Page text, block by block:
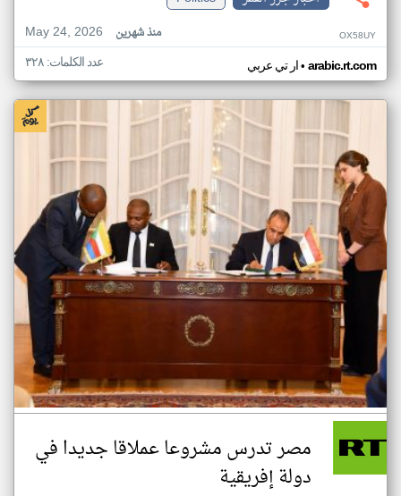
May 24, 2026
منذ شهرين OX58UY
ار تي عربي• arabic.rt.com عدد الكلمات: ٣٢٨
مصر تدرس مشروعا عملاقا جديدا في
دولة إفريقية